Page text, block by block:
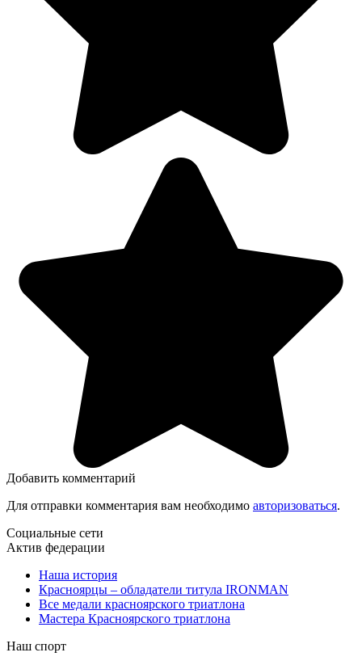
Добавить комментарий
Для отправки комментария вам необходимо авторизоваться.
Социальные сети
Актив федерации
Наша история
Красноярцы – обладатели титула IRONMAN
Все медали красноярского триатлона
Мастера Красноярского триатлона
Наш спорт